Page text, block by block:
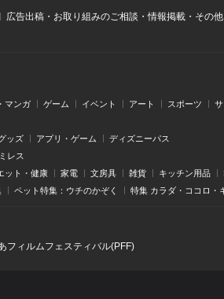
広告出稿・お取り組みのご相談・情報掲載・その
マンガ ゲーム イベント アート スポーツ
ッズ アプリ・ゲーム ディズニーパス
レス
ット・健康 家電 文房具 雑貨 キッチン用品
ペット特集：ウチのかぞく 特集 カラダ・ココロ・
フィルムフェスティバル(PFF)